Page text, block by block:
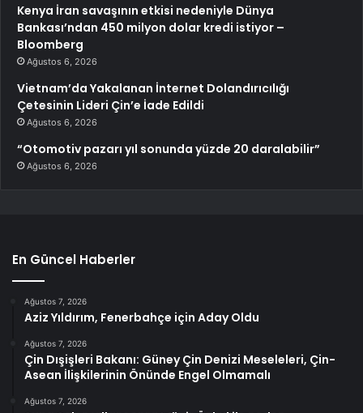
Kenya İran savaşının etkisi nedeniyle Dünya
Bankası’ndan 450 milyon dolar kredi istiyor –
Bloomberg
Ağustos 6, 2026
Vietnam’da Yakalanan İnternet Dolandırıcılığı
Çetesinin Lideri Çin’e İade Edildi
Ağustos 6, 2026
“Otomotiv pazarı yıl sonunda yüzde 20 daralabilir”
Ağustos 6, 2026
En Güncel Haberler
Ağustos 7, 2026
Aziz Yıldırım, Fenerbahçe için Aday Oldu
Ağustos 7, 2026
Çin Dışişleri Bakanı: Güney Çin Denizi Meseleleri, Çin-
Asean İlişkilerinin Önünde Engel Olmamalı
Ağustos 7, 2026